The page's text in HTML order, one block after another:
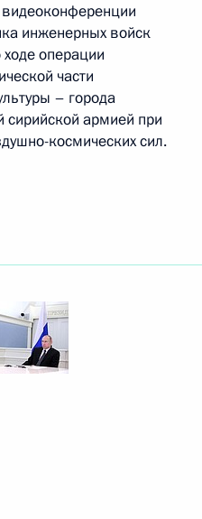
инженерных войск
операции
части
– города
армией при
космических сил.